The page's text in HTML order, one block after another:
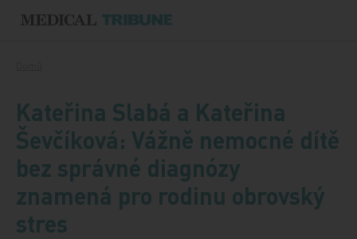
Kateřina Slabá a Kateřina
Ševčíková: Vážně nemocné dítě
bez správné diagnózy
znamená pro rodinu obrovský
stres